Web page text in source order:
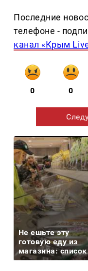
Последние
телефоне -
канал «Крым
0 0
Не ешьте эту
готовую еду из
магазина: список